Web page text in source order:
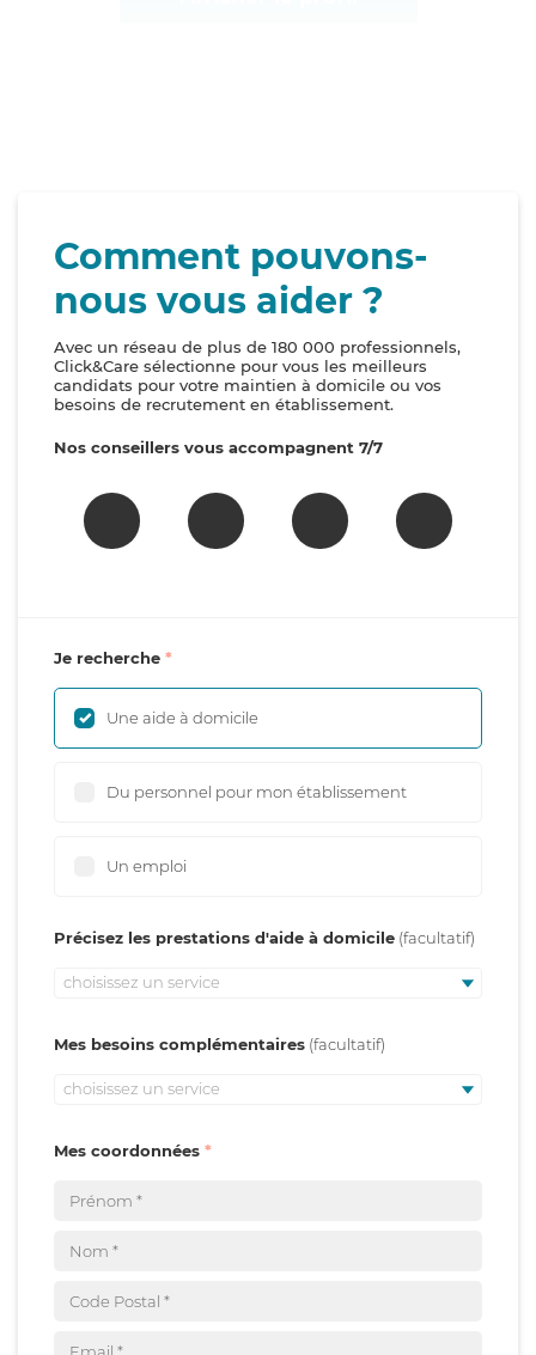
Comment pouvons-
nous vous aider ?
Avec un réseau de plus de 180 000 professionnels,
Click&Care sélectionne pour vous les meilleurs
candidats pour votre maintien à domicile ou vos
besoins de recrutement en établissement.
Nos conseillers vous accompagnent 7/7
Je recherche
Une aide à domicile
Du personnel pour mon établissement
Un emploi
Précisez les prestations d'aide à domicile
choisissez un service
Mes besoins complémentaires
choisissez un service
Mes coordonnées